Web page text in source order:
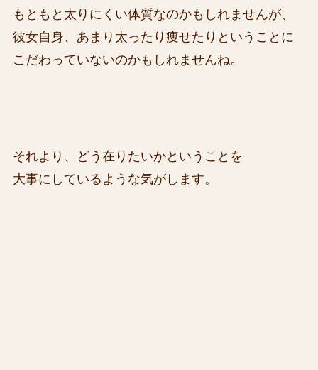
もともと太りにくい体質なのかもしれませんが、
彼女自身、あまり太ったり痩せたりということに
こだわっていないのかもしれませんね。
それより、どう在りたいかということを
大事にしているような気がします。